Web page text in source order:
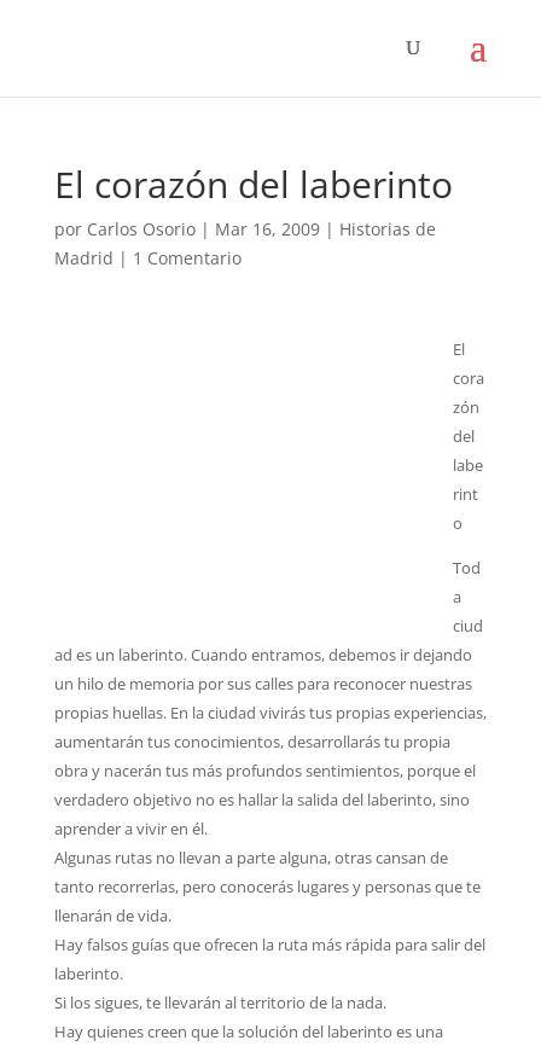
El corazón del laberinto
por Carlos Osorio| Mar 16, 2009| Historias de
Madrid | 1 Comentario
El
cora
zón
del
labe
rint
o
Tod
a
ciud
ad es un laberinto. Cuando entramos, debemos ir dejando
un hilo de memoria por sus calles para reconocer nuestras
propias huellas. En la ciudad vivirás tus propias experiencias,
aumentarán tus conocimientos, desarrollarás tu propia
obra y nacerán tus más profundos sentimientos, porque el
verdadero objetivo no es hallar la salida del laberinto, sino
aprender a vivir en él.
Algunas rutas no llevan a parte alguna, otras cansan de
tanto recorrerlas, pero conocerás lugares y personas que te
llenarán de vida.
Hay falsos guías que ofrecen la ruta más rápida para salir del
laberinto.
Si los sigues, te llevarán al territorio de la nada.
Hay quienes creen que la solución del laberinto es una